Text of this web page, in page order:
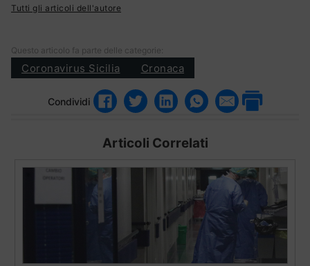
Tutti gli articoli dell'autore
Questo articolo fa parte delle categorie:
Coronavirus Sicilia Cronaca
Condividi
Articoli Correlati